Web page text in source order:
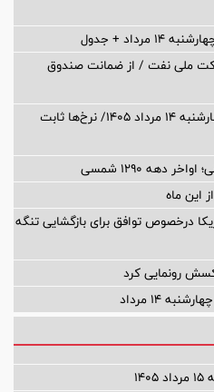
+ جدول
ملی نفت / از ضمانت صندوق
قیمت دلار در بازار آزاد امروز چهارشنبه ۱۴ مرداد ۱۴۰۵/ نرخ‌ها ثابت
دهه ۱۲۹۰ شمسی
این ماه
درخصوص توافق برای بازگشایی تنگه
رونمایی کرد
۱۴ مرداد